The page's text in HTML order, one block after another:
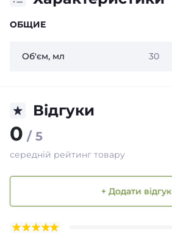
ОБЩИЕ
Об'єм, мл 30
Відгуки
0 / 5
середній рейтинг товару
+ Додати відгук